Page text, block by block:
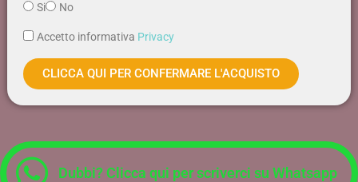
Si
No
Accetto informativa Privacy
CLICCA QUI PER CONFERMARE L'ACQUISTO
Dubbi? Clicca qui per scriverci su Whatsapp